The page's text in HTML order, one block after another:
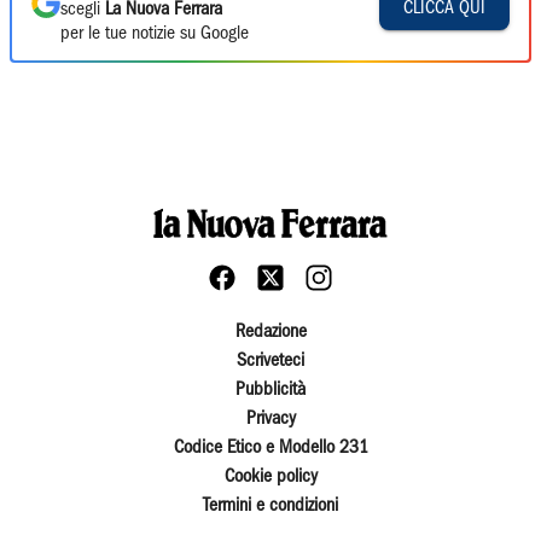
scegli La Nuova Ferrara
per le tue notizie su Google
CLICCA QUI
Redazione
Scriveteci
Pubblicità
Privacy
Codice Etico e Modello 231
Cookie policy
Termini e condizioni